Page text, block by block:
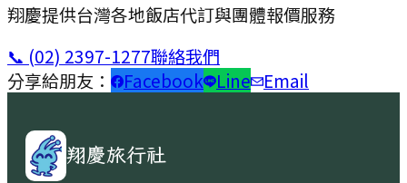
翔慶提供台灣各地飯店代訂與團體報價服務
📞 (02) 2397-1277聯絡我們
分享給朋友：
Facebook Line Email
翔慶旅行社